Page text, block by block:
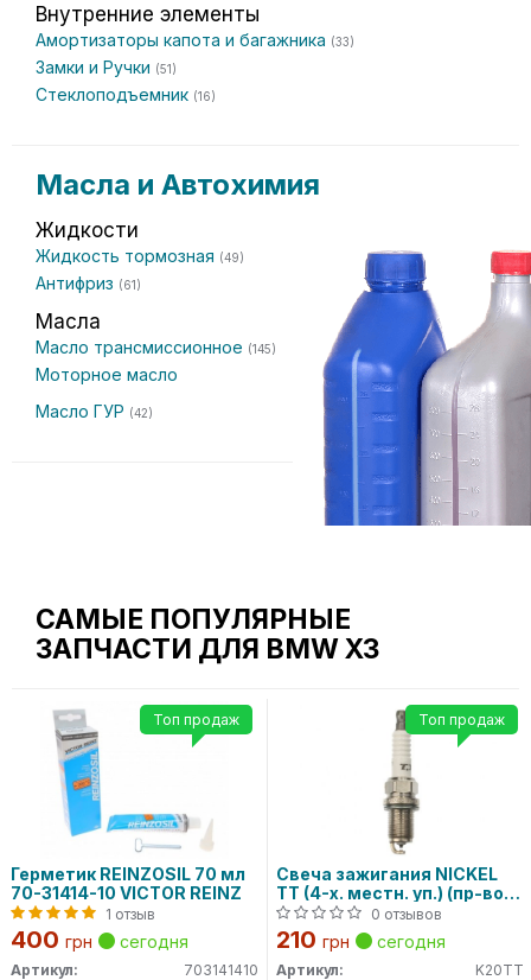
Внутренние элементы
Амортизаторы капота и багажника (33)
Замки и Ручки (51)
Стеклоподъемник (16)
Масла и Автохимия
Жидкости
Жидкость тормозная (49)
Антифриз (61)
Масла
Масло трансмиссионное (145)
Моторное масло
Масло ГУР (42)
САМЫЕ ПОПУЛЯРНЫЕ
ЗАПЧАСТИ ДЛЯ BMW X3
Герметик REINZOSIL 70 мл
70-31414-10 VICTOR REINZ
1 отзыв
400 грн сегодня
Артикул:
703141410
Топ продаж
Свеча зажигания NICKEL
TT (4-х. местн. уп.) (пр-во
DENSO)
0 отзывов
210 грн сегодня
Артикул:
K20TT
Топ продаж